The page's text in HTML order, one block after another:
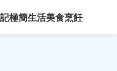
極簡生活美食烹飪